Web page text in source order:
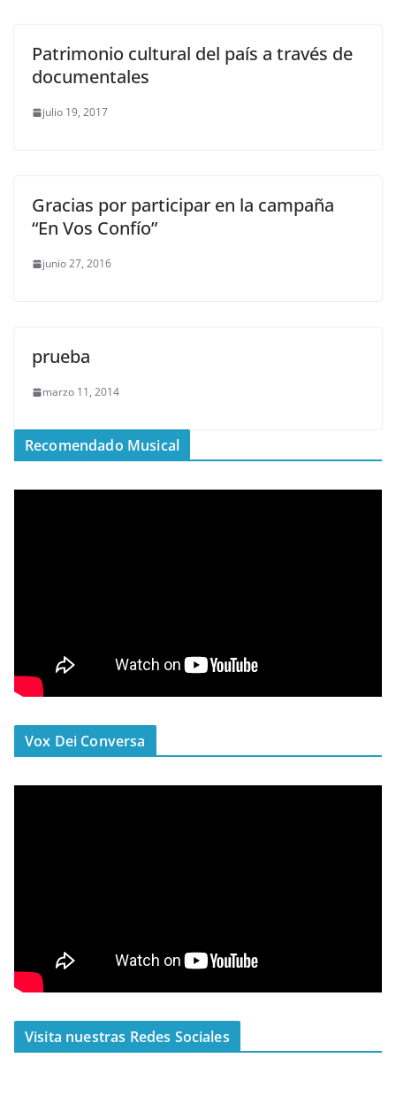
Patrimonio cultural del país a través de
documentales
julio 19, 2017
Gracias por participar en la campaña
“En Vos Confío”
junio 27, 2016
prueba
marzo 11, 2014
Recomendado Musical
Vox Dei Conversa
Visita nuestras Redes Sociales